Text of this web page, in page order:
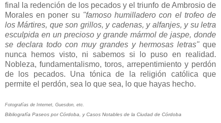
final la redención de los pecados y el triunfo de Ambrosio de
Morales en poner su "famoso humilladero con el trofeo de
los Mártires, que son grillos, y cadenas, y alfanjes, y su letra
esculpida en un precioso y grande mármol de jaspe, donde
se declara todo con muy grandes y hermosas letras" que
nunca hemos visto, ni sabemos si lo puso en realidad.
Nobleza, fundamentalismo, toros, arrepentimiento y perdón
de los pecados. Una tónica de la religión católica que
permite el perdón, sea lo que sea, lo que hayas hecho.
Fotografías de Internet, Guesdon, etc.
Bibliografía Paseos por Córdoba, y Casos Notables de la Ciudad de Córdoba